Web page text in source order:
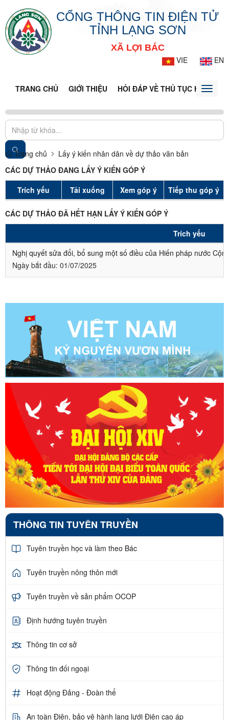
CỔNG THÔNG TIN ĐIỆN TỬ
TỈNH LẠNG SƠN
XÃ LỢI BÁC
VIE
EN
TRANG CHỦ GIỚI THIỆU HỎI ĐÁP VỀ THỦ TỤC HÀNHToggle
Trang chủ
Lấy ý kiến nhân dân về dự thảo văn bản
CÁC DỰ THẢO ĐANG LẤY Ý KIẾN GÓP Ý
Trích yếu
Tải xuống Xem góp ý Tiếp thu góp ý
CÁC DỰ THẢO ĐÃ HẾT HẠN LẤY Ý KIẾN GÓP Ý
Trích yếu
Nghị quyết sửa đổi, bổ sung một số điều của Hiến pháp nước
Ngày bắt đầu: 01/07/2025
THÔNG TIN TUYÊN TRUYỀN
Tuyên truyền học và làm theo Bác
Tuyên truyền nông thôn mới
Tuyên truyền về sản phẩm OCOP
Định hướng tuyên truyền
Thông tin cơ sở
Thông tin đối ngoại
Hoạt động Đảng - Đoàn thể
An toàn Điện, bảo vệ hành lang lưới Điện cao áp